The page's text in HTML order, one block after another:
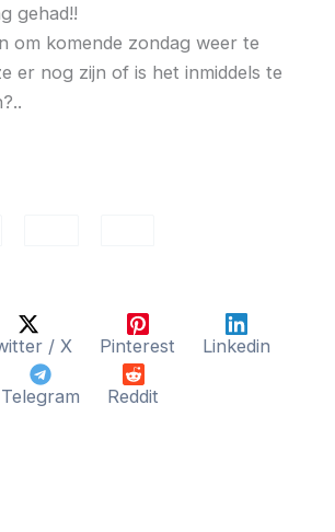
gehad!!
om komende zondag weer te
er nog zijn of is het inmiddels te
/ X Pinterest Linkedin
Telegram Reddit